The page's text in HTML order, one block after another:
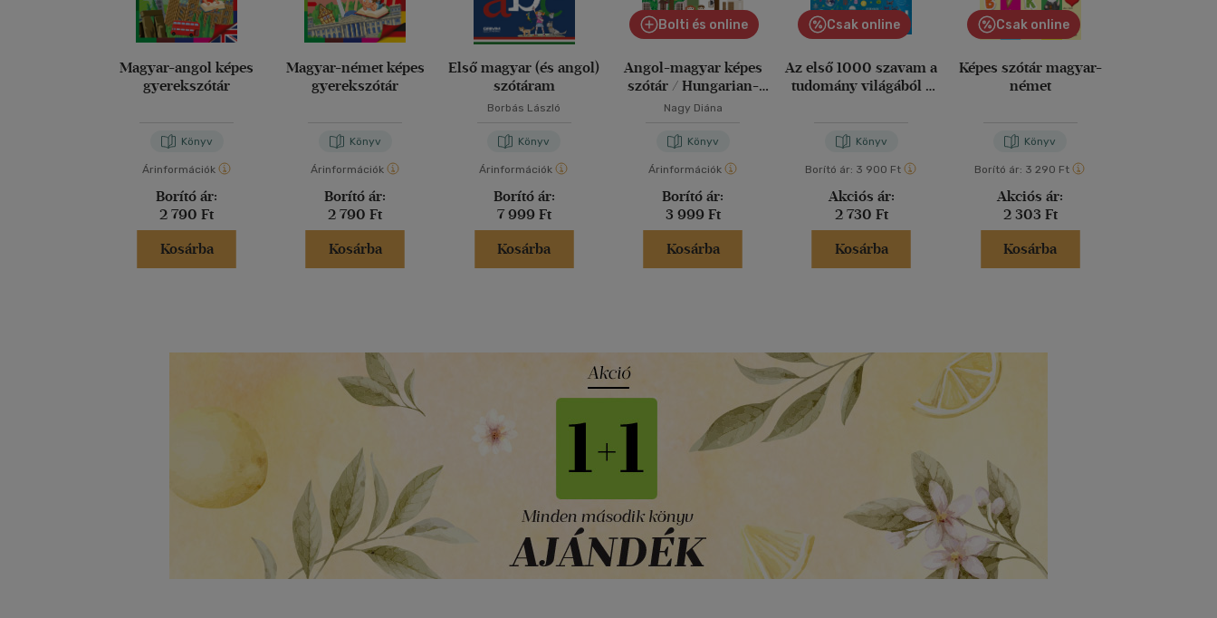
Magyar-angol képes
gyerekszótár
Könyv
Árinformációk
Borító ár:
2 790 Ft
Kosárba
Magyar-német képes
gyerekszótár
Könyv
Árinformációk
Borító ár:
2 790 Ft
Kosárba
Első magyar (és angol)
szótáram
Borbás László
Könyv
Árinformációk
Borító ár:
7 999 Ft
Kosárba
Bolti és online
Angol-magyar képes
szótár / Hungarian-
English picture
Nagy Diána
Könyv
Árinformációk
Borító ár:
3 999 Ft
Kosárba
Csak online
Az első 1000 szavam a
tudomány világából -
Könyv
Borító ár: 3 900 Ft
Akciós ár:
2 730 Ft
Kosárba
Csak online
Képes szótár magyar-
német
Könyv
Borító ár: 3 290 Ft
Akciós ár:
2 303 Ft
Kosárba